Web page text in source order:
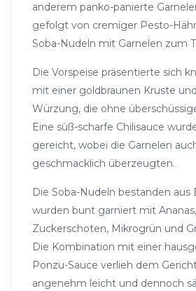
anderem panko-panierte
gefolgt von cremiger Pesto-
Soba-Nudeln mit Garnelen zum
Die Vorspeise präsentierte sich
mit einer goldbraunen Kruste
Würzung, die ohne
Eine süß-scharfe Chilisauce
gereicht, wobei die Garnelen
geschmacklich überzeugten.
Die Soba-Nudeln bestanden aus
wurden bunt garniert mit
Zuckerschoten, Mikrogrün und
Die Kombination mit einer
Ponzu-Sauce verlieh dem
angenehm leicht und dennoch